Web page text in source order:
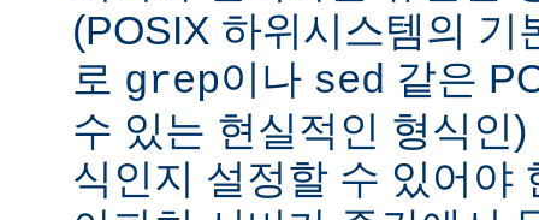
(POSIX 하위시스템의 기
로 grep이나 sed 같은
수 있는 현실적인 형식인
식인지 설정할 수 있어야